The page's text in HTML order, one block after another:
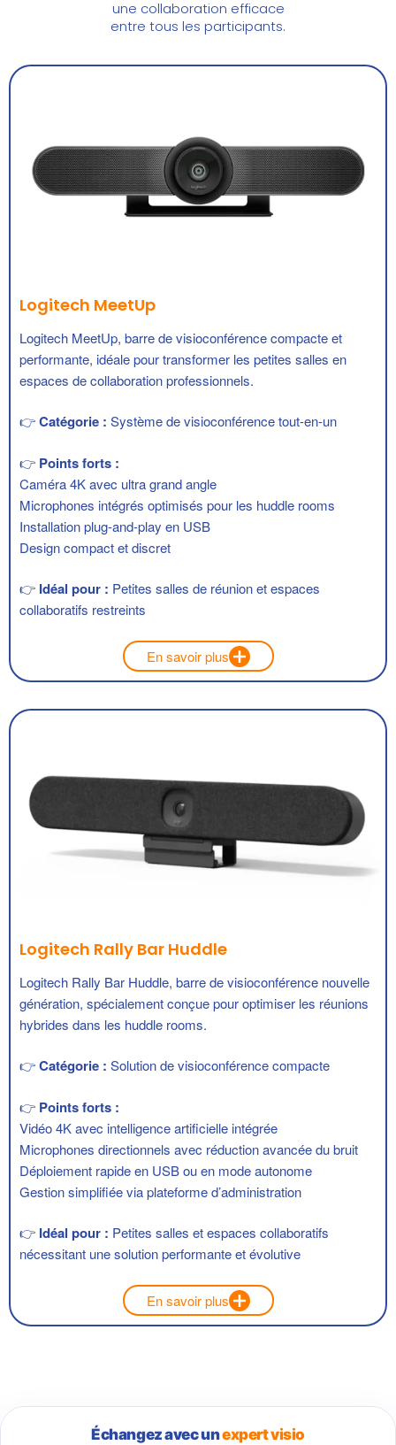
une collaboration efficace
entre tous les participants.
Logitech MeetUp
Logitech MeetUp, barre de visioconférence compacteet
performante, idéale pour transformer les petites salles en
espaces de collaboration professionnels.
👉Catégorie : Système de visioconférence tout-en-un
👉 Points forts :
Caméra 4K avec ultra grand angle
Microphones intégrés optimisés pour les huddle rooms
Installation plug-and-play en USB
Design compact et discret
👉 Idéal pour : Petites salles de réunion et espaces
collaboratifs restreints
En savoir plus
Logitech Rally Bar Huddle
Logitech Rally Bar Huddle, barre de visioconférence nouvelle
génération, spécialement conçue pour optimiser les réunions
hybrides dans les huddle rooms.
👉Catégorie : Solution de visioconférence compacte
👉 Points forts :
Vidéo 4K avec intelligence artificielle intégrée
Microphones directionnels avec réduction avancée du bruit
Déploiement rapide en USB ou en mode autonome
Gestion simplifiée via plateforme d’administration
👉 Idéal pour : Petites salles et espaces collaboratifs
nécessitant une solution performante et évolutive
En savoir plus
Échangez avec unexpert visio